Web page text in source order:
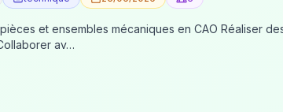
et ensembles mécaniques en CAO Réaliser
av…